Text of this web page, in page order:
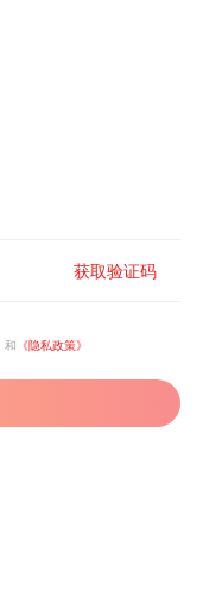
获取验证码
和 《隐私政策》